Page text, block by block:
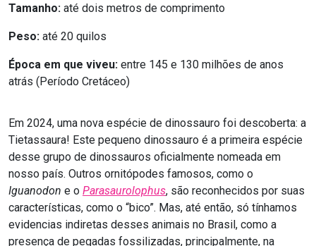
Tamanho: até dois metros de comprimento
Peso: até 20 quilos
Época em que viveu: entre 145 e 130 milhões de anos
atrás (Período Cretáceo)
Em 2024, uma nova espécie de dinossauro foi descoberta: a
Tietassaura! Este pequeno dinossauro é a primeira espécie
desse grupo de dinossauros oficialmente nomeada em
nosso país. Outros ornitópodes famosos, como o
Iguanodon e o Parasaurolophus, são reconhecidos por suas
características, como o “bico”. Mas, até então, só tínhamos
evidencias indiretas desses animais no Brasil, como a
presença de pegadas fossilizadas, principalmente, na